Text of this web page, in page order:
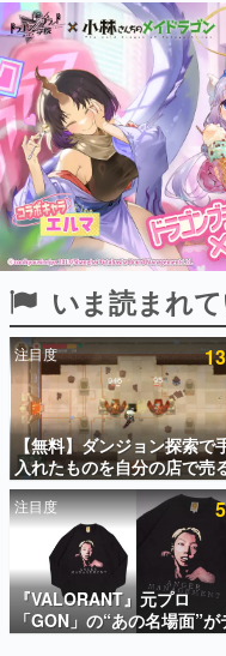
ピックアッ
電ファミのいま読まれて
アプリセール情報
インタビュー
連載・特集
殿堂入り記
SNS拡散数が
ど。多くの人
事をまとめま
ゲームの
名作ゲームク
聞きし、ヒッ
きます。
赫本
この物語を解
の形をした短
新世代に
これからのデ
の姿を追い、
いま読まれ
注目度
【無料】ダンジョン探索で
入れたものを自分の店で売
ーム『Moonlighter』が
にて無料配布中！続編
『Moonlighter 2』の9月2
式リリースを記念したキャン
ーン
注目度
『VALORANT』元プロ
「GON」の“あの名場面”が
インされた新作グッズが本